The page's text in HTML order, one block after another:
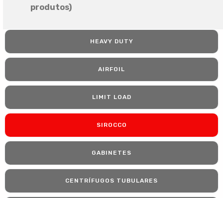
produtos)
HEAVY DUTY
AIRFOIL
LIMIT LOAD
SIROCCO
GABINETES
CENTRÍFUGOS TUBULARES